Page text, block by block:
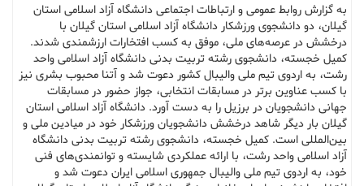
به گزارش روابط عمومی و ارتباطات اجتماعی دانشگاه آزاد اسلامی استان
گیلان، دو دانشجوی ورزشکار دانشگاه آزاد اسلامی استان گیلان با
درخشش در عرصه‌های ملی، موفق به کسب افتخارات ارزشمندی شدند.
کمیل خجسته، دانشجوی رشته تربیت بدنی دانشگاه آزاد اسلامی واحد
رشت، به اردوی تیم ملی والیبال کشور دعوت شد و آتنا محبوب بشری نیز
با کسب عناوین برتر در مسابقات انتخابی، جواز حضور در مسابقات
جهانی دانشجویان در برزیل را به دست آورد. دانشگاه آزاد اسلامی استان
گیلان بار دیگر شاهد درخشش دانشجویان ورزشکار خود در میادین ملی و
بین‌المللی است. کمیل خجسته، دانشجوی رشته تربیت بدنی دانشگاه
آزاد اسلامی واحد رشت، با ارائه عملکردی شایسته و توانمندی‌های فنی
خود، به اردوی تیم ملی والیبال جمهوری اسلامی ایران دعوت شد و